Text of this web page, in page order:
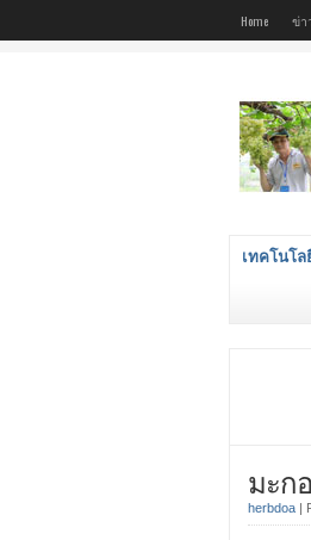
Home ข่า
เทคโนโ
มะก
herbdoa |